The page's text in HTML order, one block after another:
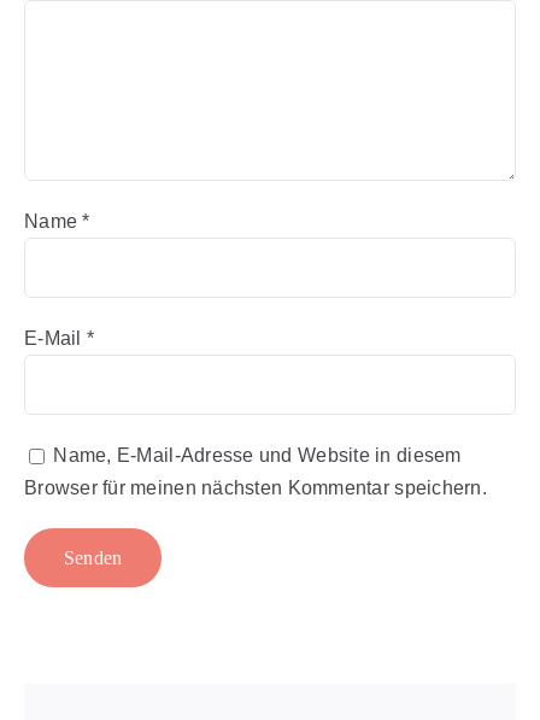
Name*
E-Mail *
Name, E-Mail-Adresse und Website in diesem
Browser für meinen nächsten Kommentar speichern.